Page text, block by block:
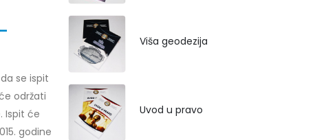
se ispit
održati
Ispit će
godine
Viša geodezija
Uvod u pravo